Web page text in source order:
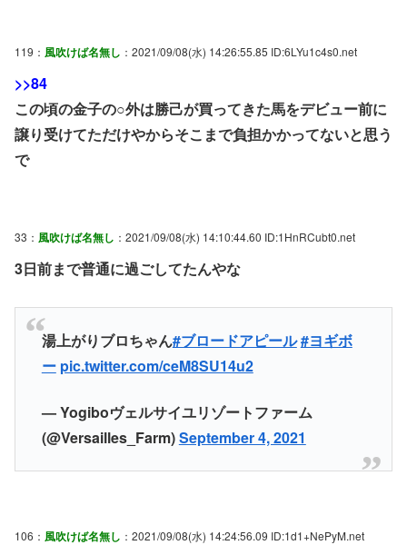
119： 風吹けば名無し ：2021/09/08(水) 14:26:55.85 ID:6LYu1c4s0.net
>>84
この頃の金子の○外は勝己が買ってきた馬をデビュー前に
譲り受けてただけやからそこまで負担かかってないと思う
で
33： 風吹けば名無し ：2021/09/08(水) 14:10:44.60 ID:1HnRCubt0.net
3日前まで普通に過ごしてたんやな
湯上がりブロちゃん#ブロードアピール#ヨギボ
ー pic.twitter.com/ceM8SU14u2
— Yogiboヴェルサイユリゾートファーム
(@Versailles_Farm)September 4, 2021
106： 風吹けば名無し ：2021/09/08(水) 14:24:56.09 ID:1d1+NePyM.net